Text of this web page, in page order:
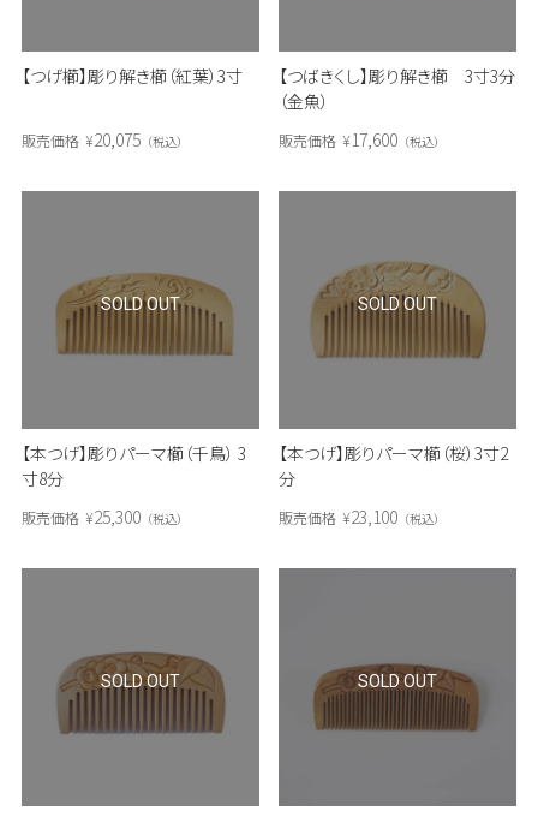
【つげ櫛】彫り解き櫛（紅葉）3寸
販売価格 ¥20,075 税込
【つばきくし】彫り解き櫛 3寸3分
（金魚）
販売価格 ¥17,600 税込
【本つげ】彫りパーマ櫛（千鳥） 3
寸8分
販売価格 ¥25,300 税込
SOLD OUT
【本つげ】彫りパーマ櫛（桜）3寸2
分
販売価格 ¥23,100 税込
SOLD OUT
SOLD OUT SOLD OUT